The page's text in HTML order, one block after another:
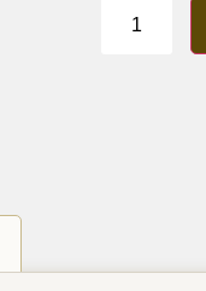
Bracelet